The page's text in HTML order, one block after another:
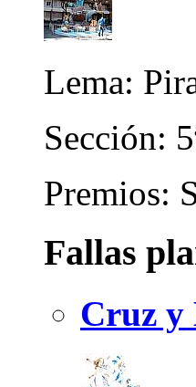
Lema:
Sección:
Premios:
Fallas
Cruz y